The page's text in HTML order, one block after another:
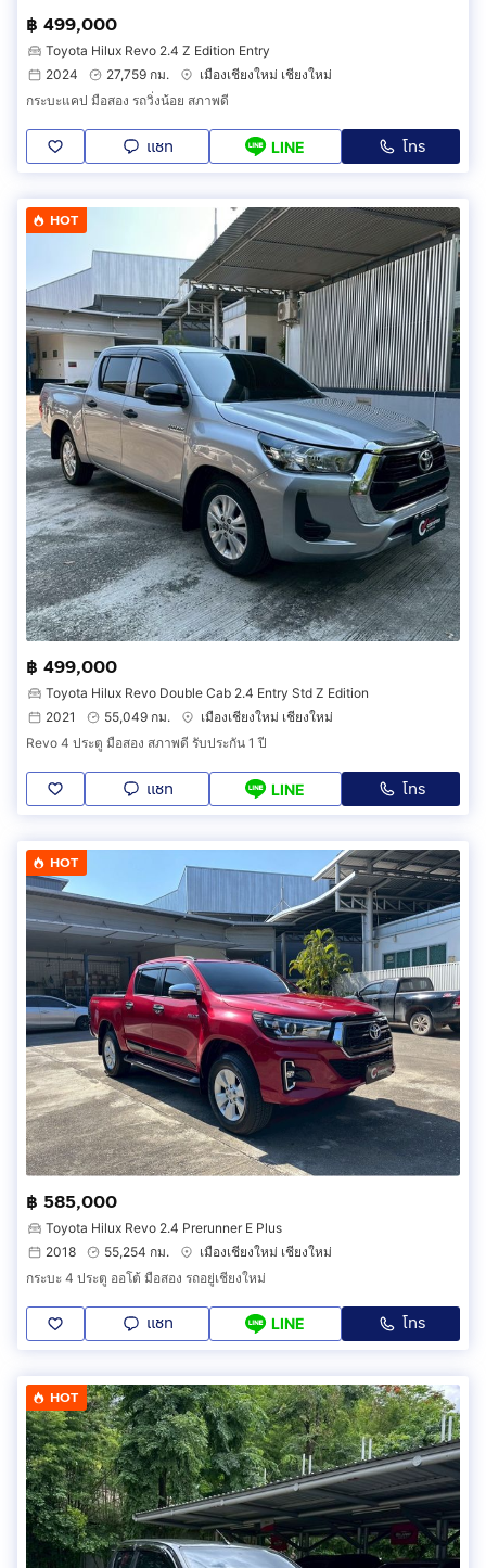
฿ 499,000
Toyota Hilux Revo 2.4 Z Edition Entry
2024
27,759 กม.
เมืองเชียงใหม่ เชียงใหม่
กระบะแคป มือสอง รถวิ่งน้อย สภาพดี
แชท LINE โทร
HOT
฿ 499,000
Toyota Hilux Revo Double Cab 2.4 Entry Std Z Edition
2021
55,049 กม.
เมืองเชียงใหม่ เชียงใหม่
Revo 4 ประตู มือสอง สภาพดี รับประกัน 1 ปี
แชท LINE โทร
HOT
฿ 585,000
Toyota Hilux Revo 2.4 Prerunner E Plus
2018
55,254 กม.
เมืองเชียงใหม่ เชียงใหม่
กระบะ 4 ประตู ออโต้ มือสอง รถอยู่เชียงใหม่
แชท LINE โทร
HOT